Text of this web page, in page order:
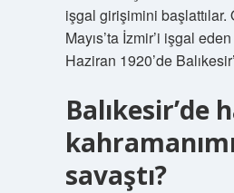
işgal girişimini başlattılar.
Mayıs’ta İzmir’i işgal
Haziran 1920’de
Balıkesir’de
savaştı?